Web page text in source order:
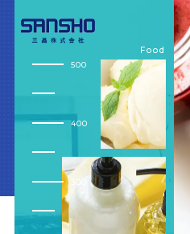
Food
500
400
300